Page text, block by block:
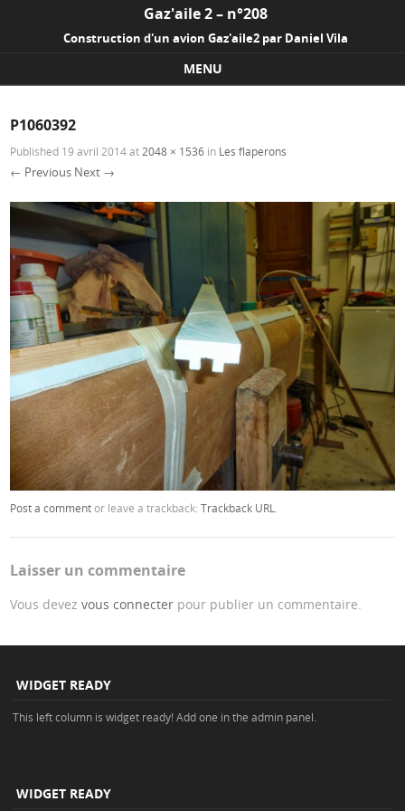
Gaz'aile 2 – n°208
Construction d'un avion Gaz'aile2 par Daniel Vila
MENU
P1060392
Published 19 avril 2014at 2048 × 1536 in Les flaperons
← Previous Next →
Post a commentor leave a trackback:Trackback URL
Laisser un commentaire
Vous devezvous connecter pour publier un commentaire.
WIDGET READY
This left column is widget ready! Add one in the admin panel.
WIDGET READY